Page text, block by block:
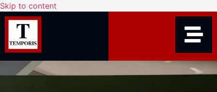
Skip to content